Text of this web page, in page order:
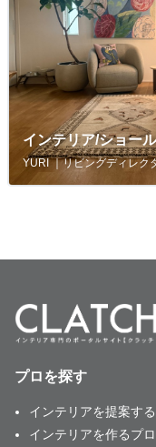
インテリア/ショー
YURI ｜リビングディレク
プロを探す
インテリアを提案す
インテリアを作るプロ